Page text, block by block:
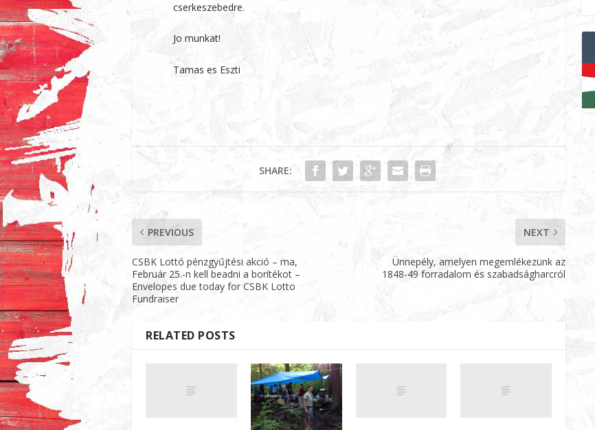
cserkeszebedre.
Jo munkat!
Tamas es Eszti
SHARE:
PREVIOUS
CSBK Lottó pénzgyűjtési akció – ma,
Február 25.-n kell beadni a borítékot –
Envelopes due today for CSBK Lotto
Fundraiser
NEXT
Ünnepély, amelyen megemlékezünk az
1848-49 forradalom és szabadságharcról
RELATED POSTS